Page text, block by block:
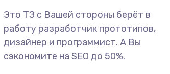
Это ТЗ с Вашей стороны берёт в
работу разработчик прототипов,
дизайнер и программист. А Вы
сэкономите на SEO до 50%.